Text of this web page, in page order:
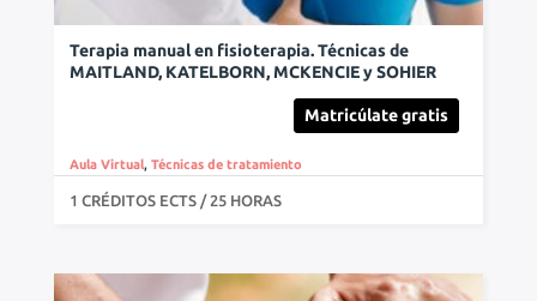
Terapia manual en fisioterapia. Técnicas de
MAITLAND, KATELBORN, MCKENCIE y SOHIER
Matricúlate gratis
Aula Virtual, Técnicas de tratamiento
1 CRÉDITOS ECTS / 25 HORAS